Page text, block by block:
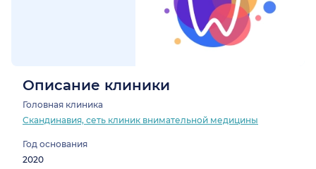
Описание клиники
Головная клиника
Скандинавия, сеть клиник внимательной медицины
Год основания
2020